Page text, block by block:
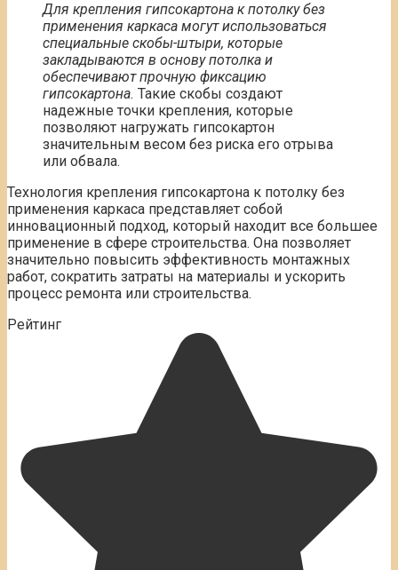
Для крепления гипсокартона к потолку без
применения каркаса могут использоваться
специальные скобы-штыри, которые
закладываются в основу потолка и
обеспечивают прочную фиксацию
гипсокартона. Такие скобы создают
надежные точки крепления, которые
позволяют нагружать гипсокартон
значительным весом без риска его отрыва
или обвала.
Технология крепления гипсокартона к потолку без
применения каркаса представляет собой
инновационный подход, который находит все большее
применение в сфере строительства. Она позволяет
значительно повысить эффективность монтажных
работ, сократить затраты на материалы и ускорить
процесс ремонта или строительства.
Рейтинг